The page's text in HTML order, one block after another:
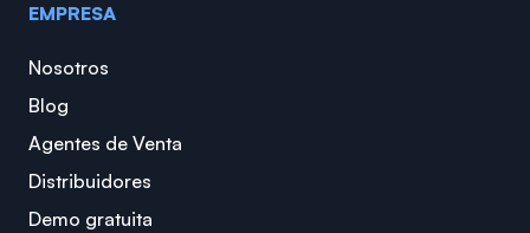
EMPRESA
Nosotros
Blog
Agentes de Venta
Distribuidores
Demo gratuita